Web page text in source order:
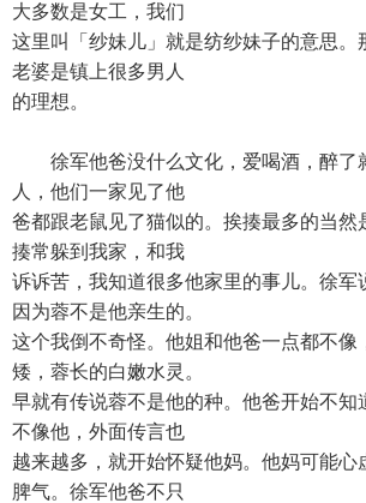
大多数是女工，我们
这里叫「纱妹儿」就是纺纱妹子的意思。
老婆是镇上很多男人
的理想。
徐军他爸没什么文化，爱喝酒，醉了
人，他们一家见了他
爸都跟老鼠见了猫似的。挨揍最多的当然
揍常躲到我家，和我
诉诉苦，我知道很多他家里的事儿。徐军
因为蓉不是他亲生的。
这个我倒不奇怪。他姐和他爸一点都不像
矮，蓉长的白嫩水灵。
早就有传说蓉不是他的种。他爸开始不知
不像他，外面传言也
越来越多，就开始怀疑他妈。他妈可能心
脾气。徐军他爸不只